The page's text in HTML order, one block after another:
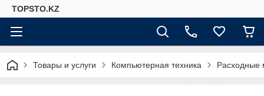
TOPSTO.KZ
Товары и услуги Компьютерная техника Расходные